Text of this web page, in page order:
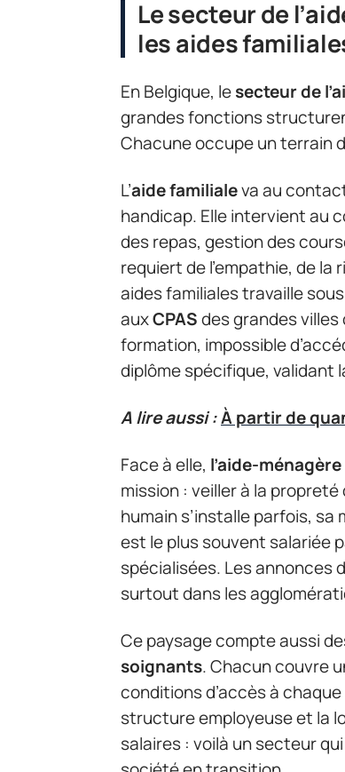
Le secteur de
les aides
En Belgique, lesecteur de
grandes fonctions
Chacune occupe un terrain
L’aide familialeva au
handicap. Elle intervient au
des repas, gestion des
requiert de l’empathie, de
aides familiales travaille
auxCPASdes grandes villes
formation, impossible
diplôme spécifique, validant
A lire aussi :À partir de
Face à elle, l’aide-ménagère
mission : veiller à la
humain s’installe parfois, sa
est le plus souvent salariée
spécialisées. Les annonces
surtout dans les
Ce paysage compte aussi
soignants. Chacun couvre
conditions d’accès à
structure employeuse et la
salaires : voilà un secteur